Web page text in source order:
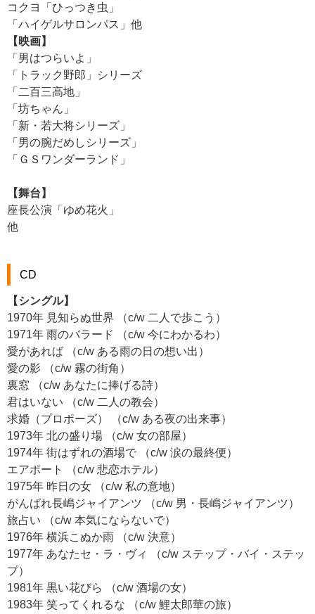
コクヨ「ひっつき虫」
「ハイゲルサロンパス」他
【映画】
「男はつらいよ」
「トラック野郎」シリーズ
「二百三高地」
「坊ちゃん」
「新・若大将シリーズ」
「男の腕だめしシリーズ」
「ＧＳワンダーランド」
【舞台】
座長公演「ゆめ花火」
他
CD
【シングル】
1970年 見知らぬ世界 （c/w 二人で歩こう）
1971年 雨のバラード （c/w 今にわかるわ）
愛があれば （c/w ある雨の日の想い出）
愛の影 （c/w 霧の街角）
裏窓 （c/w あなたに捧げる詩）
君はいない （c/w 二人の教会）
求婚（プロポーズ） （c/w ある夜の出来事）
1973年 北の盛り場 （c/w 女の部屋）
1974年 街はずれの酒場で （c/w 涙の最終便）
エアポート （c/w 悲恋ホテル）
1975年 昨日の女 （c/w 私の意地）
がんばれ長嶋ジャイアンツ （c/w 男・長嶋ジャイアンツ）
旅占い （c/w 本気にならないで）
1976年 横浜こぬか雨 （c/w 決意）
1977年 あなたセ・ラ・ヴィ （c/w ステップ・バイ・ステッ
プ）
1981年 黒い花びら （c/w 酒場の女）
1983年 笑ってくれるな （c/w 鯉太郎華の旅）